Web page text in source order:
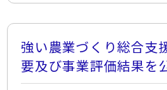
強い農業づくり総合支
要及び事業評価結果を